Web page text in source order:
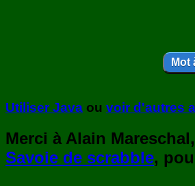
Utiliser Java ou voir d'autres
Merci à Alain
Savoie de scrabble,